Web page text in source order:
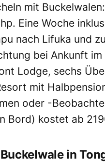
mit Buckelwalen:
Eine Woche
nach Lifuka und
bei Ankunft
Lodge, sechs
mit
oder -
Bord) kostet ab
in